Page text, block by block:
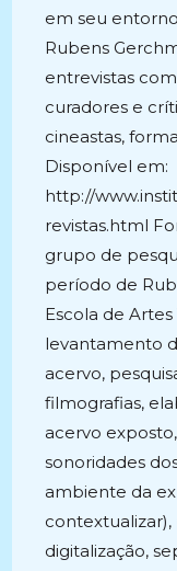
em seu
Rubens
entrevistas
curadores e
cineastas,
Disponível em:
http://
revistas.html
grupo de
período de
Escola de
levantamento
acervo,
filmografias,
acervo
sonoridades
ambiente da
digitalização,